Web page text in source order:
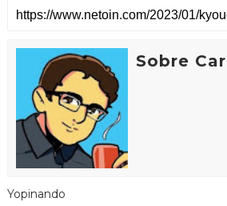
Sobre
Yopinando